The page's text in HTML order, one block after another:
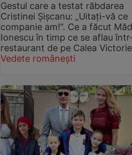
Gestul care a testat răbdarea
Cristinei Șișcanu: „Uitați-vă ce
companie am!”. Ce a făcut
Ionescu în timp ce se aflau
restaurant de pe Calea
Vedete românești